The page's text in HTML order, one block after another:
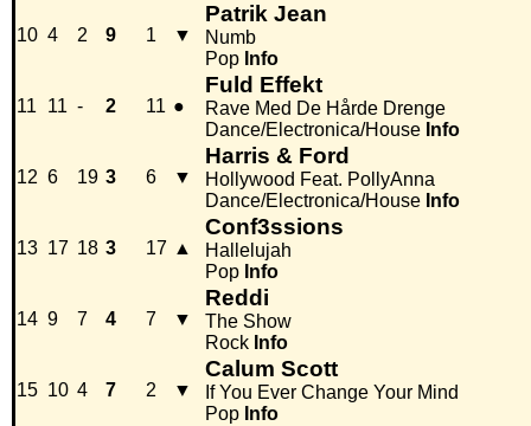
10 4 2 9 1 ▼
Patrik Jean
Numb
Pop Info
11 11 - 2 11 ●
Fuld Effekt
Rave Med De Hårde Drenge
Dance/Electronica/House Info
12 6 19 3 6 ▼
Harris & Ford
Hollywood Feat. PollyAnna
Dance/Electronica/House Info
13 17 18 3 17 ▲
Conf3ssions
Hallelujah
Pop Info
14 9 7 4 7 ▼
Reddi
The Show
Rock Info
15 10 4 7 2 ▼
Calum Scott
If You Ever Change Your Mind
Pop Info